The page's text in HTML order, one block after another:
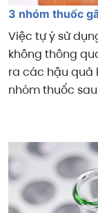
3 nhóm thuốc
Việc tự ý sử
không thông
ra các hậu quả
nhóm thuốc